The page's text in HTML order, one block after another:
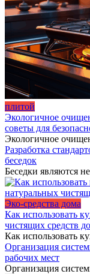
плитой
Экологичное
советы для
Экологичное
Разработка
беседок
Беседки являются
Эко-средства дома
Как использовать
чистящих средств
Как использовать
Организация
рабочих мест
Организация